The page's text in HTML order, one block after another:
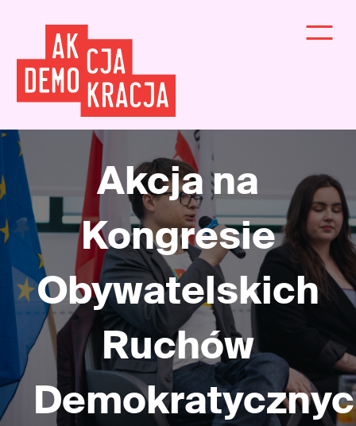
Akcja na
Kongresie
Obywatelskich
Ruchów